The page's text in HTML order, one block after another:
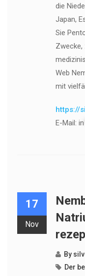
die
Japan,
Sie
Zwecke,
Web
mit
https://
E-Mail: in
17
Nov
By
Der